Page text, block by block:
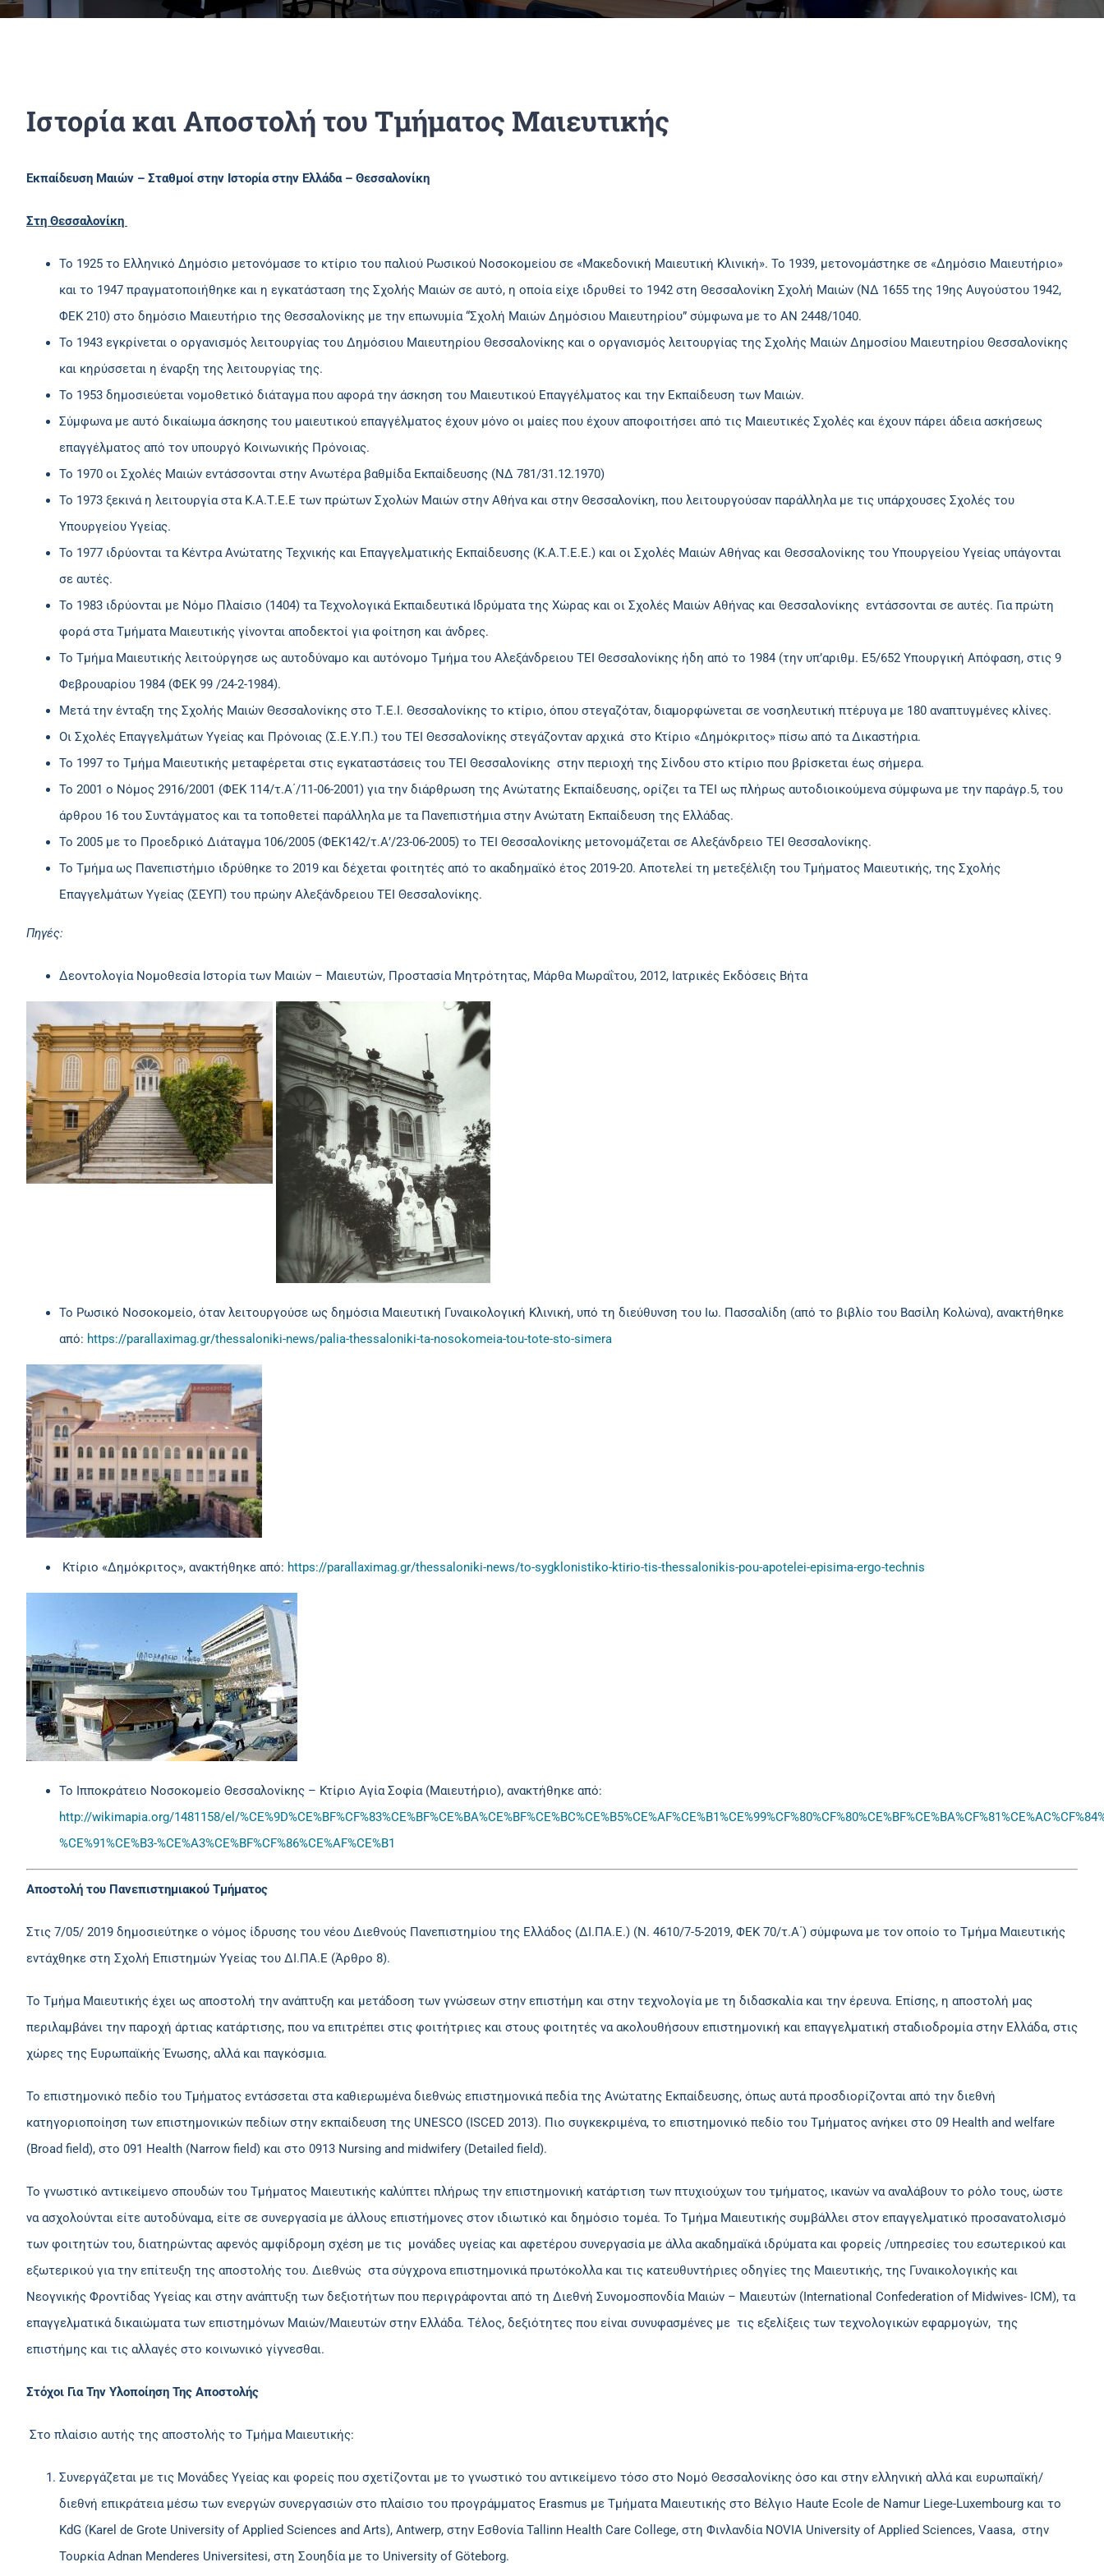
Ιστορία και Αποστολή του Τμήματος Μαιευτικής
Εκπαίδευση Μαιών – Σταθμοί στην Ιστορία στην Ελλάδα – Θεσσαλονίκη
Στη Θεσσαλονίκη
Το 1925 το Ελληνικό Δημόσιο μετονόμασε το κτίριο του παλιού Ρωσικού Νοσοκομείου σε «Μακεδονική Μαιευτική Κλινική». Το 1939, μετονομάστηκε σε «Δημόσιο Μαιευτήριο»
και το 1947 πραγματοποιήθηκε και η εγκατάσταση της Σχολής Μαιών σε αυτό, η οποία είχε ιδρυθεί το 1942 στη Θεσσαλονίκη Σχολή Μαιών (ΝΔ 1655 της 19ης Αυγούστου 1942,
ΦΕΚ 210) στο δημόσιο Μαιευτήριο της Θεσσαλονίκης με την επωνυμία “Σχολή Μαιών Δημόσιου Μαιευτηρίου” σύμφωνα με το ΑΝ 2448/1040.
Το 1943 εγκρίνεται ο οργανισμός λειτουργίας του Δημόσιου Μαιευτηρίου Θεσσαλονίκης και ο οργανισμός λειτουργίας της Σχολής Μαιών Δημοσίου Μαιευτηρίου Θεσσαλονίκης
και κηρύσσεται η έναρξη της λειτουργίας της.
Το 1953 δημοσιεύεται νομοθετικό διάταγμα που αφορά την άσκηση του Μαιευτικού Επαγγέλματος και την Εκπαίδευση των Μαιών.
Σύμφωνα με αυτό δικαίωμα άσκησης του μαιευτικού επαγγέλματος έχουν μόνο οι μαίες που έχουν αποφοιτήσει από τις Mαιευτικές Σχολές και έχουν πάρει άδεια ασκήσεως
επαγγέλματος από τον υπουργό Κοινωνικής Πρόνοιας.
Το 1970 οι Σχολές Μαιών εντάσσονται στην Ανωτέρα βαθμίδα Εκπαίδευσης (ΝΔ 781/31.12.1970)
Το 1973 ξεκινά η λειτουργία στα Κ.Α.Τ.Ε.Ε των πρώτων Σχολών Μαιών στην Αθήνα και στην Θεσσαλονίκη, που λειτουργούσαν παράλληλα με τις υπάρχουσες Σχολές του
Υπουργείου Υγείας.
To 1977 ιδρύονται τα Κέντρα Ανώτατης Τεχνικής και Επαγγελματικής Εκπαίδευσης (Κ.Α.Τ.Ε.Ε.) και οι Σχολές Μαιών Αθήνας και Θεσσαλονίκης του Υπουργείου Υγείας υπάγονται
σε αυτές.
Το 1983 ιδρύονται με Νόμο Πλαίσιο (1404) τα Τεχνολογικά Εκπαιδευτικά Ιδρύματα της Χώρας και οι Σχολές Μαιών Αθήνας και Θεσσαλονίκης εντάσσονται σε αυτές. Για πρώτη
φορά στα Τμήματα Μαιευτικής γίνονται αποδεκτοί για φοίτηση και άνδρες.
Το Τμήμα Μαιευτικής λειτούργησε ως αυτοδύναμο και αυτόνομο Τμήμα του Αλεξάνδρειου ΤΕΙ Θεσσαλονίκης ήδη από το 1984 (την υπ’αριθμ. Ε5/652 Υπουργική Απόφαση, στις 9
Φεβρουαρίου 1984 (ΦΕΚ 99 /24-2-1984).
Μετά την ένταξη της Σχολής Μαιών Θεσσαλονίκης στο Τ.Ε.Ι. Θεσσαλονίκης το κτίριο, όπου στεγαζόταν, διαμορφώνεται σε νοσηλευτική πτέρυγα με 180 αναπτυγμένες κλίνες.
Οι Σχολές Επαγγελμάτων Υγείας και Πρόνοιας (Σ.Ε.Υ.Π.) του ΤΕΙ Θεσσαλονίκης στεγάζονταν αρχικά στο Κτίριο «Δημόκριτος» πίσω από τα Δικαστήρια.
Το 1997 το Τμήμα Μαιευτικής μεταφέρεται στις εγκαταστάσεις του ΤΕΙ Θεσσαλονίκης στην περιοχή της Σίνδου στο κτίριο που βρίσκεται έως σήμερα.
Το 2001 ο Νόμος 2916/2001 (ΦΕΚ 114/τ.Α΄/11-06-2001) για την διάρθρωση της Ανώτατης Εκπαίδευσης, ορίζει τα ΤΕΙ ως πλήρως αυτοδιοικούμενα σύμφωνα με την παράγρ.5, του
άρθρου 16 του Συντάγματος και τα τοποθετεί παράλληλα με τα Πανεπιστήμια στην Ανώτατη Εκπαίδευση της Ελλάδας.
Το 2005 με το Προεδρικό Διάταγμα 106/2005 (ΦΕΚ142/τ.Α’/23-06-2005) το ΤΕΙ Θεσσαλονίκης μετονομάζεται σε Αλεξάνδρειο ΤΕΙ Θεσσαλονίκης.
Το Τμήμα ως Πανεπιστήμιο ιδρύθηκε το 2019 και δέχεται φοιτητές από το ακαδημαϊκό έτος 2019-20. Αποτελεί τη μετεξέλιξη του Τμήματος Μαιευτικής, της Σχολής
Επαγγελμάτων Υγείας (ΣΕΥΠ) του πρώην Αλεξάνδρειου ΤΕΙ Θεσσαλονίκης.
Πηγές:
Δεοντολογία Νομοθεσία Ιστορία των Μαιών – Μαιευτών, Προστασία Μητρότητας, Μάρθα Μωραΐτου, 2012, Ιατρικές Εκδόσεις Βήτα
Το Ρωσικό Νοσοκομείο, όταν λειτουργούσε ως δημόσια Μαιευτική Γυναικολογική Κλινική, υπό τη διεύθυνση του Ιω. Πασσαλίδη (από το βιβλίο του Βασίλη Κολώνα), ανακτήθηκε
από: https://parallaximag.gr/thessaloniki-news/palia-thessaloniki-ta-nosokomeia-tou-tote-sto-simera
Κτίριο «Δημόκριτος», ανακτήθηκε από: https://parallaximag.gr/thessaloniki-news/to-sygklonistiko-ktirio-tis-thessalonikis-pou-apotelei-episima-ergo-technis
Το Ιπποκράτειο Νοσοκομείο Θεσσαλονίκης – Κτίριο Αγία Σοφία (Μαιευτήριο), ανακτήθηκε από:
http://wikimapia.org/1481158/el/
%CE%91%CE%B3-%CE%A3%CE%BF%CF%86%CE%AF%CE%B1
Αποστολή του Πανεπιστημιακού Τμήματος
Στις 7/05/ 2019 δημοσιεύτηκε ο νόμος ίδρυσης του νέου Διεθνούς Πανεπιστημίου της Ελλάδος (ΔΙ.ΠΑ.Ε.) (Ν. 4610/7-5-2019, ΦΕΚ 70/τ.Α΄) σύμφωνα με τον οποίο το Τμήμα Μαιευτικής
εντάχθηκε στη Σχολή Επιστημών Υγείας του ΔΙ.ΠΑ.Ε (Άρθρο 8).
Το Τμήμα Μαιευτικής έχει ως αποστολή την ανάπτυξη και μετάδοση των γνώσεων στην επιστήμη και στην τεχνολογία με τη διδασκαλία και την έρευνα. Επίσης, η αποστολή μας
περιλαμβάνει την παροχή άρτιας κατάρτισης, που να επιτρέπει στις φοιτήτριες και στους φοιτητές να ακολουθήσουν επιστημονική και επαγγελματική σταδιοδρομία στην Ελλάδα, στις
χώρες της Ευρωπαϊκής Ένωσης, αλλά και παγκόσμια.
Το επιστημονικό πεδίο του Τμήματος εντάσσεται στα καθιερωμένα διεθνώς επιστημονικά πεδία της Ανώτατης Εκπαίδευσης, όπως αυτά προσδιορίζονται από την διεθνή
κατηγοριοποίηση των επιστημονικών πεδίων στην εκπαίδευση της UNESCO (ISCED 2013). Πιο συγκεκριμένα, το επιστημονικό πεδίο του Τμήματος ανήκει στο 09 Health and welfare
(Broad field), στο 091 Health (Narrow field) και στο 0913 Nursing and midwifery (Detailed field).
Το γνωστικό αντικείμενο σπουδών του Τμήματος Μαιευτικής καλύπτει πλήρως την επιστημονική κατάρτιση των πτυχιούχων του τμήματος, ικανών να αναλάβουν το ρόλο τους, ώστε
να ασχολούνται είτε αυτοδύναμα, είτε σε συνεργασία με άλλους επιστήμονες στον ιδιωτικό και δημόσιο τομέα. Το Τμήμα Μαιευτικής συμβάλλει στον επαγγελματικό προσανατολισμό
των φοιτητών του, διατηρώντας αφενός αμφίδρομη σχέση με τις μονάδες υγείας και αφετέρου συνεργασία με άλλα ακαδημαϊκά ιδρύματα και φορείς /υπηρεσίες του εσωτερικού και
εξωτερικού για την επίτευξη της αποστολής του. Διεθνώς στα σύγχρονα επιστημονικά πρωτόκολλα και τις κατευθυντήριες οδηγίες της Μαιευτικής, της Γυναικολογικής και
Νεογνικής Φροντίδας Υγείας και στην ανάπτυξη των δεξιοτήτων που περιγράφονται από τη Διεθνή Συνομοσπονδία Μαιών – Μαιευτών (International Confederation of Midwives- ICM), τα
επαγγελματικά δικαιώματα των επιστημόνων Μαιών/Μαιευτών στην Ελλάδα. Τέλος, δεξιότητες που είναι συνυφασμένες με τις εξελίξεις των τεχνολογικών εφαρμογών, της
επιστήμης και τις αλλαγές στο κοινωνικό γίγνεσθαι.
Στόχοι Για Την Υλοποίηση Της Αποστολής
Στο πλαίσιο αυτής της αποστολής το Τμήμα Μαιευτικής:
Συνεργάζεται με τις Μονάδες Υγείας και φορείς που σχετίζονται με το γνωστικό του αντικείμενο τόσο στο Νομό Θεσσαλονίκης όσο και στην ελληνική αλλά και ευρωπαϊκή/
διεθνή επικράτεια μέσω των ενεργών συνεργασιών στο πλαίσιο του προγράμματος Erasmus με Τμήματα Μαιευτικής στο Βέλγιο Haute Ecole de Namur Liege-Luxembourg και το
KdG (Karel de Grote University of Applied Sciences and Arts), Antwerp, στην Εσθονία Tallinn Health Care College, στη Φινλανδία NOVIA University of Applied Sciences, Vaasa, στην
Τουρκία Adnan Menderes Universitesi, στη Σουηδία με το University of Göteborg.